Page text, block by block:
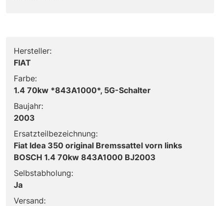
Hersteller:
FIAT
Farbe:
1.4 70kw *843A1000*, 5G-Schalter
Baujahr:
2003
Ersatzteilbezeichnung:
Fiat Idea 350 original Bremssattel vorn links
BOSCH 1.4 70kw 843A1000 BJ2003
Selbstabholung:
Ja
Versand: